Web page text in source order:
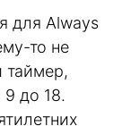
для Always
то не
таймер,
до 18.